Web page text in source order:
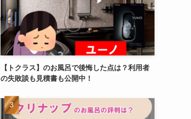
【トクラス】のお風呂で後悔した点は？利用者
の失敗談も見積書も公開中！